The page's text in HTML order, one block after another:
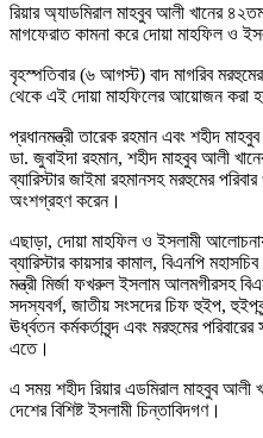
রিয়ার অ্যাডমিরাল মাহবুব আলী খানের ৪২তম
মাগফেরাত কামনা করে দোয়া মাহফিল ও
বৃহস্পতিবার (৬ আগস্ট) বাদ মাগরিব মরহুমের
থেকে এই দোয়া মাহফিলের আয়োজন করা
প্রধানমন্ত্রী তারেক রহমান এবং শহীদ
ডা. জুবাইদা রহমান, শহীদ মাহবুব আলী
ব্যারিস্টার জাইমা রহমানসহ মরহুমের
অংশগ্রহণ করেন।
এছাড়া, দোয়া মাহফিল ও ইসলামী
ব্যারিস্টার কায়সার কামাল, বিএনপি
মন্ত্রী মির্জা ফখরুল ইসলাম আলমগীরসহ
সদস্যবর্গ, জাতীয় সংসদের চিফ হুইপ,
ঊর্ধ্বতন কর্মকর্তাবৃন্দ এবং মরহুমের
এতে।
এ সময় শহীদ রিয়ার এডমিরাল মাহবুব
দেশের বিশিষ্ট ইসলামী চিন্তাবিদগণ।